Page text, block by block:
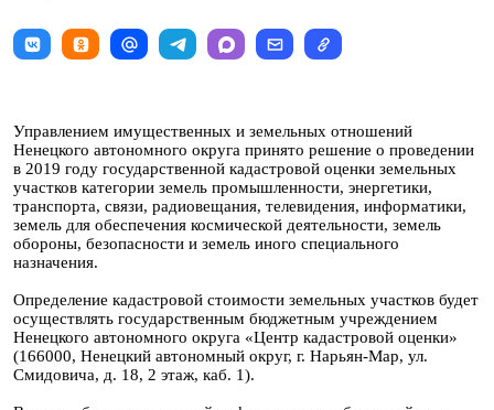
Управлением имущественных и земельных отношений
Ненецкого автономного округа принято решение о проведении
в 2019 году государственной кадастровой оценки земельных
участков категории земель промышленности, энергетики,
транспорта, связи, радиовещания, телевидения, информатики,
земель для обеспечения космической деятельности, земель
обороны, безопасности и земель иного специального
назначения.
Определение кадастровой стоимости земельных участков будет
осуществлять государственным бюджетным учреждением
Ненецкого автономного округа «Центр кадастровой оценки»
(166000, Ненецкий автономный округ, г. Нарьян-Мар, ул.
Смидовича, д. 18, 2 этаж, каб. 1).